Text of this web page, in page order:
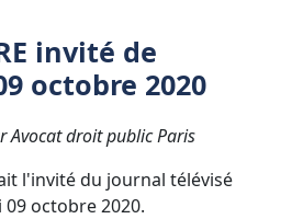
invité de
octobre 2020
Avocat droit public Paris
l'invité du journal télévisé
09 octobre 2020.